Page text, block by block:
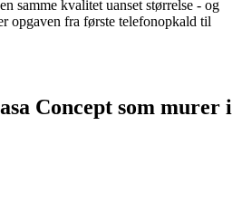
samme kvalitet uanset størrelse - og
opgaven fra første telefonopkald til
Concept som murer i